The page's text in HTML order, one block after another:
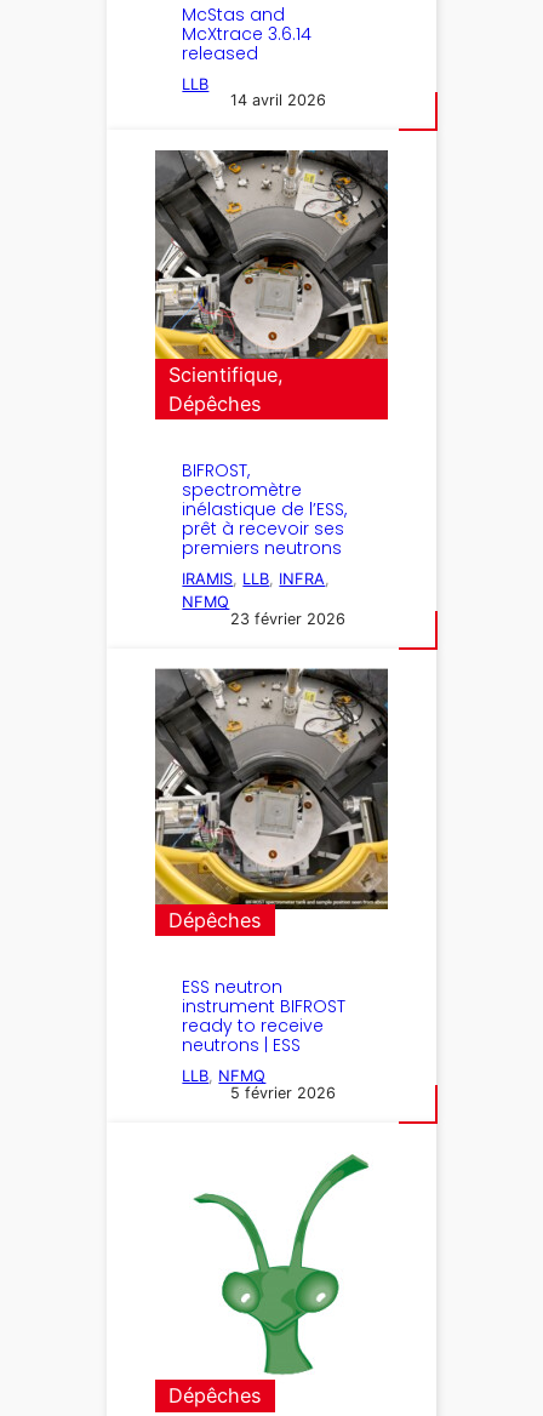
McStas and
McXtrace 3.6.14
released
LLB
14 avril 2026
Scientifique
Dépêches
BIFROST,
spectromètre
inélastique de l’ESS,
prêt à recevoir ses
premiers neutrons
IRAMIS LLB INFRA
NFMQ
23 février 2026
Dépêches
ESS neutron
instrument BIFROST
ready to receive
neutrons | ESS
LLB, NFMQ
5 février 2026
Dépêches